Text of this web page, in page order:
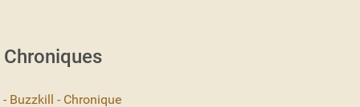
- Buzzkill - Chronique